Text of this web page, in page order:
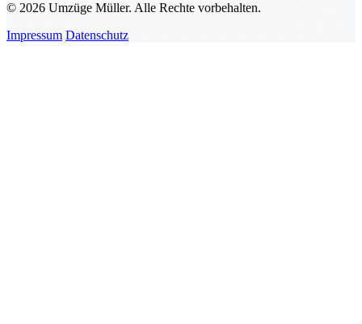
© 2026 Umzüge Müller. Alle Rechte vorbehalten.
Impressum Datenschutz